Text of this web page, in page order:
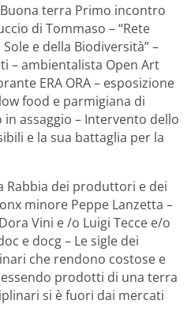
Buona terra Primo incontro
di Tommaso – “Rete
e della Biodiversità” –
– ambientalista Open Art
ERA ORA – esposizione
food e parmigiana di
assaggio – Intervento dello
e la sua battaglia per la
Rabbia dei produttori e dei
minore Peppe Lanzetta –
Vini e /o Luigi Tecce e/o
e docg – Le sigle dei
che rendono costose e
prodotti di una terra
si è fuori dai mercati